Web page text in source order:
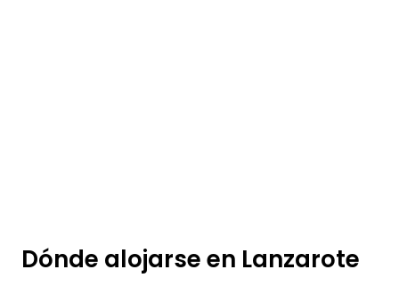
Dónde alojarse en Lanzarote